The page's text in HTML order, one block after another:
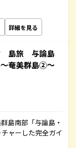
詳細を見る
島旅 与論島
奄美群島②～
島南部「与論島・
ャーした完全ガイ